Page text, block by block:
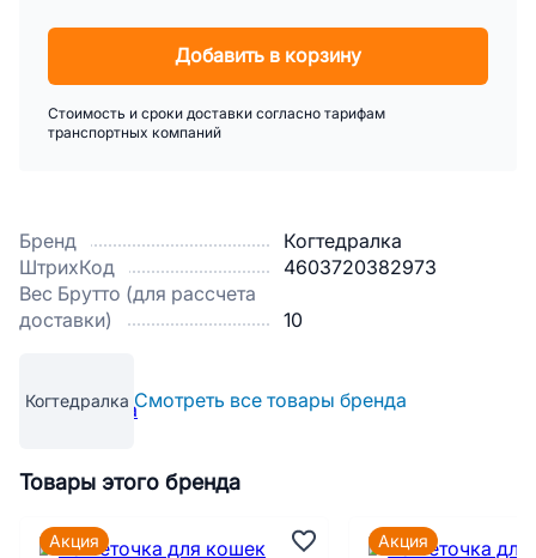
Бренд
Когтедралка
ШтрихКод
4603720382973
Вес Брутто (для рассчета
доставки)
10
Когтедралка Смотреть все товары бренда
Добавить в корзину
Стоимость и сроки доставки согласно тарифам
транспортных компаний
Товары этого бренда
Акция Акция